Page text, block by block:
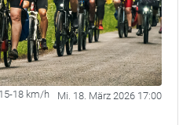
15-18 km/h Mi. 18. März 2026 17:00